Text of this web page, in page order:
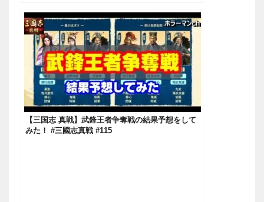
【三国志 真戦】武鋒王者争奪戦の結果予想をして
みた！ #三國志真戦 #115